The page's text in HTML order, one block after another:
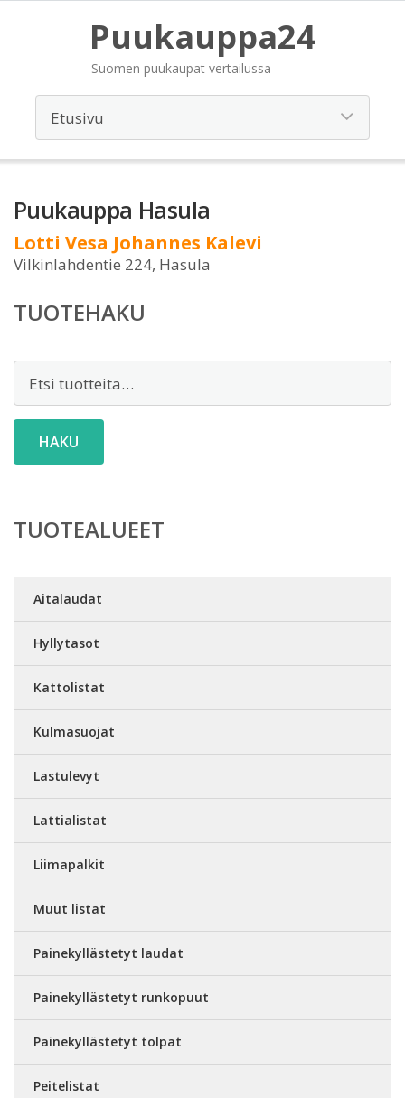
Puukauppa24
Suomen puukaupat vertailussa
Puukauppa Hasula
Lotti Vesa Johannes Kalevi
Vilkinlahdentie 224, Hasula
TUOTEHAKU
HAKU
TUOTEALUEET
Aitalaudat
Hyllytasot
Kattolistat
Kulmasuojat
Lastulevyt
Lattialistat
Liimapalkit
Muut listat
Painekyllästetyt laudat
Painekyllästetyt runkopuut
Painekyllästetyt tolpat
Peitelistat